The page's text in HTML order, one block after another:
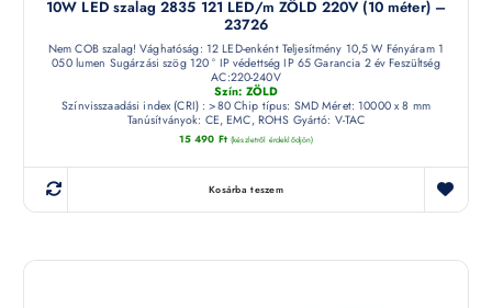
10W LED szalag 2835 121 LED/m ZÖLD 220V (10 méter) –
23726
Nem COB szalag! Vághatóság: 12 LED-enként Teljesítmény 10,5 W Fényáram 1
050 lumen Sugárzási szög 120 ° IP védettség IP 65 Garancia 2 év Feszültség
AC:220-240V
Szín: ZÖLD
Színvisszaadási index (CRI) : >80 Chip típus: SMD Méret: 10000 x 8 mm
Tanúsítványok: CE, EMC, ROHS Gyártó: V-TAC
15 490 Ft (készletről érdeklődjön)
Kosárba teszem